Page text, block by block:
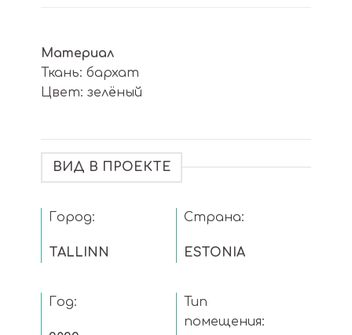
Материал
Ткань: бархат
Цвет: зелёный
ВИД В ПРОЕКТЕ
Город:
TALLINN
Страна:
ESTONIA
Год:
Тип
помещения: